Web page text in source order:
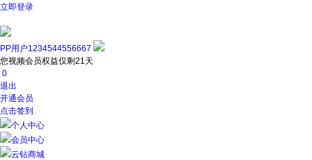
立即登录
PP用户1234544556667
您视频会员权益仅剩21天
0
退出
开通会员
点击签到
个人中心
会员中心
云钻商城